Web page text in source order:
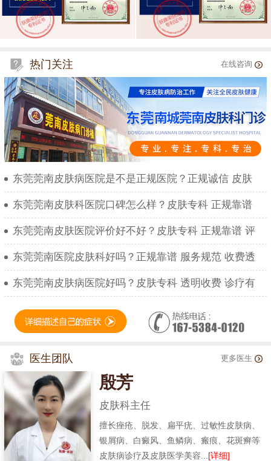
热门关注 在线咨询
东莞莞南皮肤病医院是不是正规医院？正规诚信 皮肤
东莞莞南皮肤科医院口碑怎么样？皮肤专科 正规靠谱
东莞莞南皮肤医院评价好不好？皮肤专科 正规靠谱 评
东莞莞南医院皮肤科好吗？正规靠谱 服务规范 收费透
东莞莞南皮肤病医院好吗？皮肤专科 透明收费 诊疗有
医生团队 更多医生
殷芳
皮肤科主任
擅长痤疮、脱发、扁平疣、过敏性皮肤病、
银屑病、白癜风、鱼鳞病、瘢痕、花斑癣等
皮肤病诊疗及皮肤医学美容... [详细]